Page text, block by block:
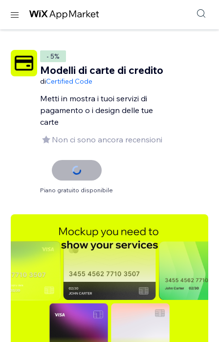
- 5%
Modelli di carte di credito
diCertified Code
Metti in mostra i tuoi servizi di
pagamento o i design delle tue
carte
Non ci sono ancora recensioni
Piano gratuito disponibile